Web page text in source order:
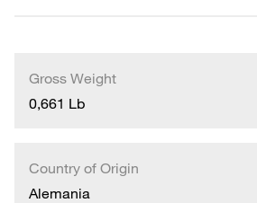
Gross Weight
0,661 Lb
Country of Origin
Alemania